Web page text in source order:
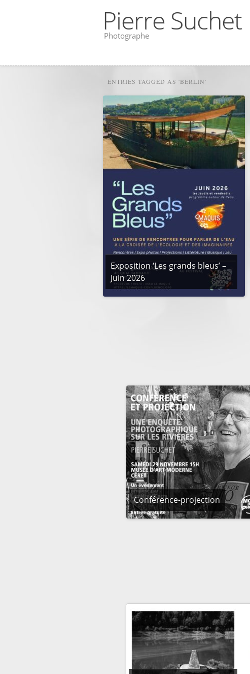
Pierre Suchet
Photographe
ENTRIES TAGGED AS 'BERLIN'
Exposition ‘Les grands bleus’ –
Juin 2026
Conférence-projection